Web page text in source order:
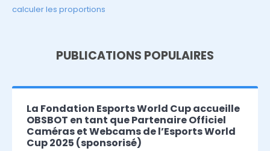
calculer les proportions
PUBLICATIONS POPULAIRES
La Fondation Esports World Cup accueille
OBSBOT en tant que Partenaire Officiel
Caméras et Webcams de l’Esports World
Cup 2025 (sponsorisé)